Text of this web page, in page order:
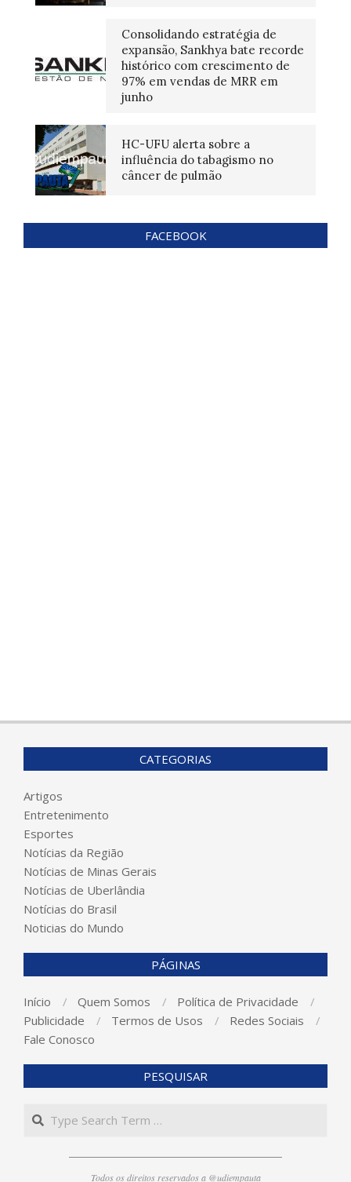
Consolidando estratégia de
expansão, Sankhya bate recorde
histórico com crescimento de
97% em vendas de MRR em
junho
HC-UFU alerta sobre a
influência do tabagismo no
câncer de pulmão
FACEBOOK
CATEGORIAS
Artigos
Entretenimento
Esportes
Notícias da Região
Notícias de Minas Gerais
Notícias de Uberlândia
Notícias do Brasil
Noticias do Mundo
PÁGINAS
Início Quem Somos
Política de Privacidade
Publicidade
Termos de Usos
Redes Sociais
Fale Conosco
PESQUISAR
Search
Todos os direitos reservados a @udiempauta